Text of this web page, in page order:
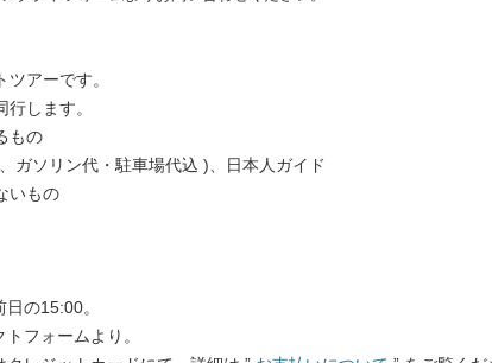
アーです。
します。
もの
ガソリン代・駐車場代込 )、日本人ガイド
いもの
の15:00。
フォームより。